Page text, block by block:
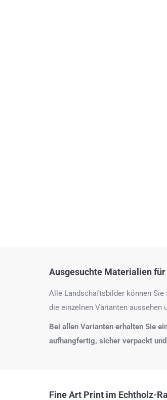
Ausgesuchte Materialien für
Alle Landschaftsbilder können Sie
die einzelnen Varianten aussehen
Bei allen Varianten erhalten Sie
aufhangfertig, sicher verpackt
Fine Art Print im Echtholz-